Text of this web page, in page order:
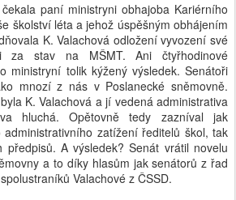
paní ministryni obhajoba Kariérního
školství léta a jehož úspěšným obhájením
K. Valachová odložení vyvození své
za stav na MŠMT. Ani čtyřhodinové
ministryní tolik kýžený výsledek. Senátoři
mnozí z nás v Poslanecké sněmovně.
K. Valachová a jí vedená administrativa
hluchá. Opětovně tedy zazníval jak
zatížení ředitelů škol, tak
předpisů. A výsledek? Senát vrátil novelu
a to díky hlasům jak senátorů z řad
Valachové z ČSSD.